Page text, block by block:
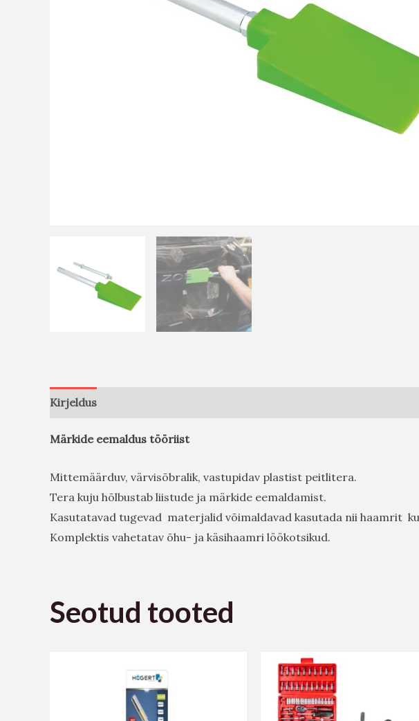
Kirjeldus
Märkide eemaldus tööriist
Mittemäärduv, värvisõbralik, vastupidav plastist peitlitera.
Tera kuju hõlbustab liistude ja märkide eemaldamist.
Kasutatavad tugevad materjalid võimaldavad kasutada nii haamrit
Komplektis vahetatav õhu- ja käsihaamri löökotsikud.
Seotud tooted